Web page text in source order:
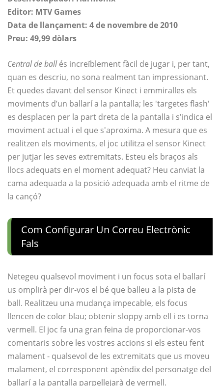
Editor: MTV Games
Data de llançament: 4 de novembre de 2010
Preu: 49,99 dòlars
Central de ballés increïblement fàcil de jugar i, per tant,
quan es descriu, no sona realment tan impressionant.
Et quedes davant del sensor Kinect i emmiralles els
moviments d’un ballarí a la pantalla; les 'targetes flash'
es desplacen per la part dreta de la pantalla i s'indica el
moviment actual i el que s'aproxima. A mesura que es
realitzen els moviments, el joc utilitza el sensor Kinect
per jutjar les seves extremitats. Esteu els braços als
llocs adequats en el moment adequat? Heu canviat la
cama adequada a la posició adequada amb el ritme de
la cançó?
Com Configurar Un Correu Electrònic
Fals
Netegeu qualsevol moviment i un focus sota el ballarí
us omplirà per dir-vos el bé que balleu a la pista de
ball. Realitzeu una mudança impecable, els focus
llencen de color blau; obtenir sloppy amb ell i es torna
vermell. El joc fa una gran feina de proporcionar-vos
comentaris sobre les vostres accions si els esteu fent
malament - qualsevol de les extremitats que us moveu
malament, el corresponent apèndix del personatge del
ballarí a la pantalla parpellejarà de vermell.